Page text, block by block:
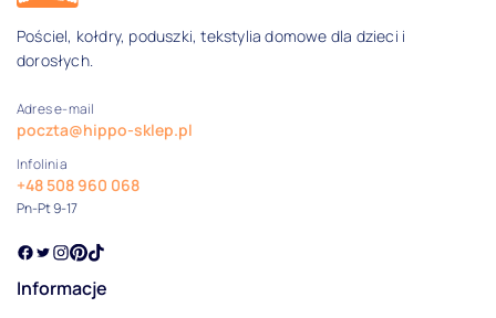
Pościel, kołdry, poduszki, tekstylia domowe dla dzieci i
dorosłych.
Adres e-mail
poczta@hippo-sklep.pl
Infolinia
+48 508 960 068
Pn-Pt 9-17
Informacje